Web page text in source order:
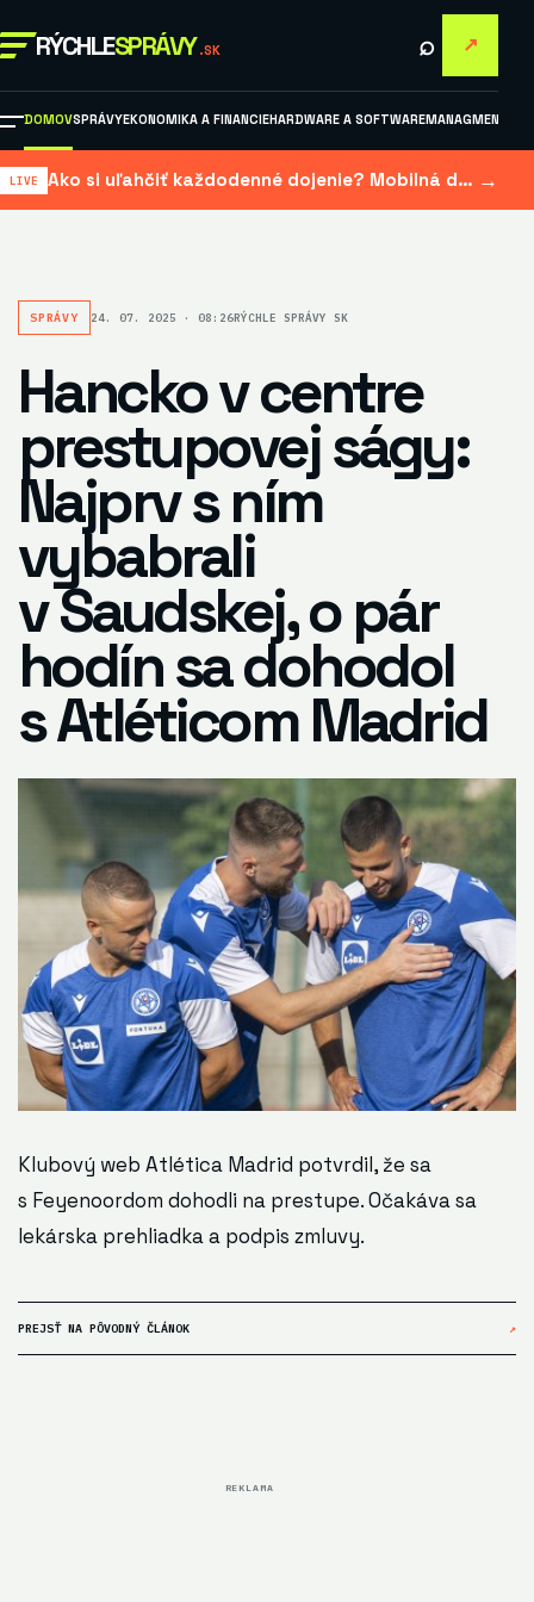
RÝCHLESPRÁVY .SK ⌕ ↗
DOMOVSPRÁVYEKONOMIKA A FINANCIEHARDWARE A SOFTWAREMANAGMENT A
Ako si uľahčiť každodenné dojenie? Mobilná dojačka šetrí čas aj námahu →
SPRÁVY 24. 07. 2025 · 08:26RÝCHLE SPRÁVY SK
Hancko v centre
prestupovej ságy:
Najprv s ním
vybabrali
v Saudskej, o pár
hodín sa dohodol
s Atléticom Madrid
Klubový web Atlética Madrid potvrdil, že sa
s Feyenoordom dohodli na prestupe. Očakáva sa
lekárska prehliadka a podpis zmluvy.
PREJSŤ NA PÔVODNÝ ČLÁNOK ↗
REKLAMA